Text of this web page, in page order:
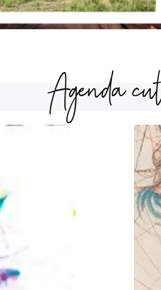
Agenda